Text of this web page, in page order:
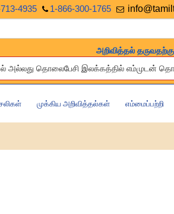
4935 1-866-300-1765
அறிவித்தல்
அல்லது தொலைபேசி இலக்கத்தில் எம்முடன்
free of charge. Please contact us
முக்கிய அறிவித்தல்கள் எம்மைப்பற்றி